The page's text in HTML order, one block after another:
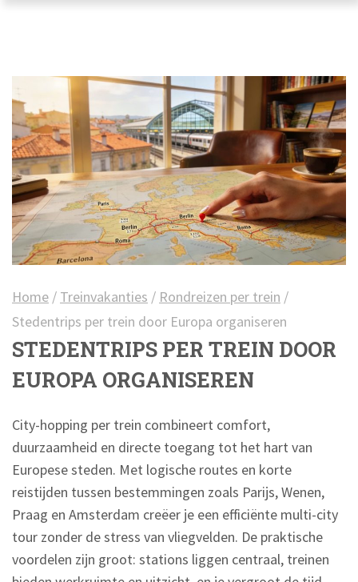
Home / Treinvakanties / Rondreizen per trein /
Stedentrips per trein door Europa organiseren
STEDENTRIPS PER TREIN DOOR
EUROPA ORGANISEREN
City-hopping per trein combineert comfort,
duurzaamheid en directe toegang tot het hart van
Europese steden. Met logische routes en korte
reistijden tussen bestemmingen zoals Parijs, Wenen,
Praag en Amsterdam creëer je een efficiënte multi-city
tour zonder de stress van vliegvelden. De praktische
voordelen zijn groot: stations liggen centraal, treinen